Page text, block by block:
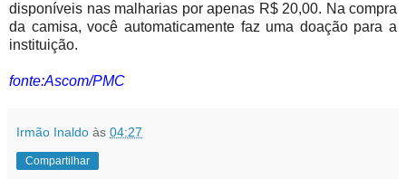
disponíveis nas malharias por apenas R$ 20,00. Na compra
da camisa, você automaticamente faz uma doação para a
instituição.
fonte:Ascom/PMC
Irmão Inaldo às 04:27
Compartilhar